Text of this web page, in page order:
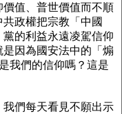
值、普世價值而不順
政權把宗教「中國
的利益永遠凌駕信仰
因為國安法中的「煽
我們的信仰嗎？這是
們每天看見不願出示